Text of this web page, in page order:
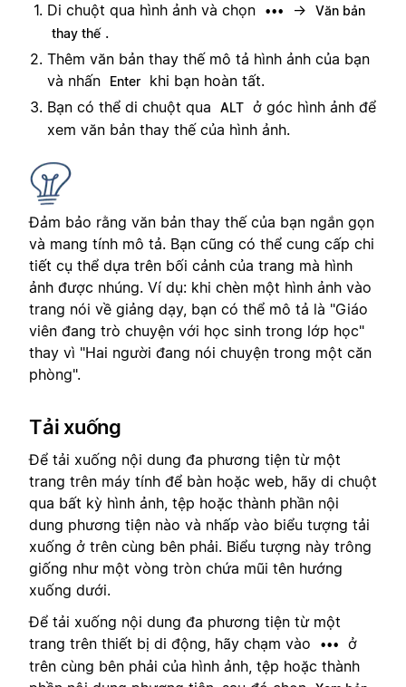
Di chuột qua hình ảnh và chọn
••• →
Văn bản
thay thế .
Thêm văn bản thay thế mô tả hình ảnh của bạn
và nhấn
Enter
khi bạn hoàn tất.
Bạn có thể di chuột qua
ALT ở góc hình ảnh để
xem văn bản thay thế của hình ảnh.
Đảm bảo rằng văn bản thay thế của bạn ngắn gọn
và mang tính mô tả. Bạn cũng có thể cung cấp chi
tiết cụ thể dựa trên bối cảnh của trang mà hình
ảnh được nhúng. Ví dụ: khi chèn một hình ảnh vào
trang nói về giảng dạy, bạn có thể mô tả là "Giáo
viên đang trò chuyện với học sinh trong lớp học"
thay vì "Hai người đang nói chuyện trong một căn
phòng".
Tải xuống
Để tải xuống nội dung đa phương tiện từ một
trang trên máy tính để bàn hoặc web, hãy di chuột
qua bất kỳ hình ảnh, tệp hoặc thành phần nội
dung phương tiện nào và nhấp vào biểu tượng tải
xuống ở trên cùng bên phải. Biểu tượng này trông
giống như một vòng tròn chứa mũi tên hướng
xuống dưới.
Để tải xuống nội dung đa phương tiện từ một
trang trên thiết bị di động, hãy chạm vào
•••
ở
trên cùng bên phải của hình ảnh, tệp hoặc thành